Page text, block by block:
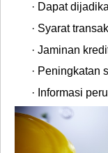
· Dapat
· Syarat
· Jaminan
· Peningkatan
· Informasi